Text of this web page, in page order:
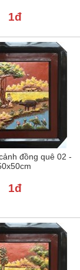
1đ
đồng quê 02 -
1đ